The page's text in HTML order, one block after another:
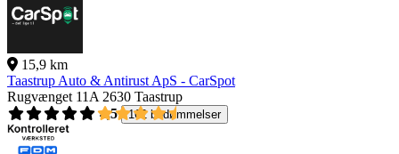
15,9 km
Taastrup Auto & Antirust ApS - CarSpot
Rugvænget 11A 2630 Taastrup
4,5
162 bedømmelser